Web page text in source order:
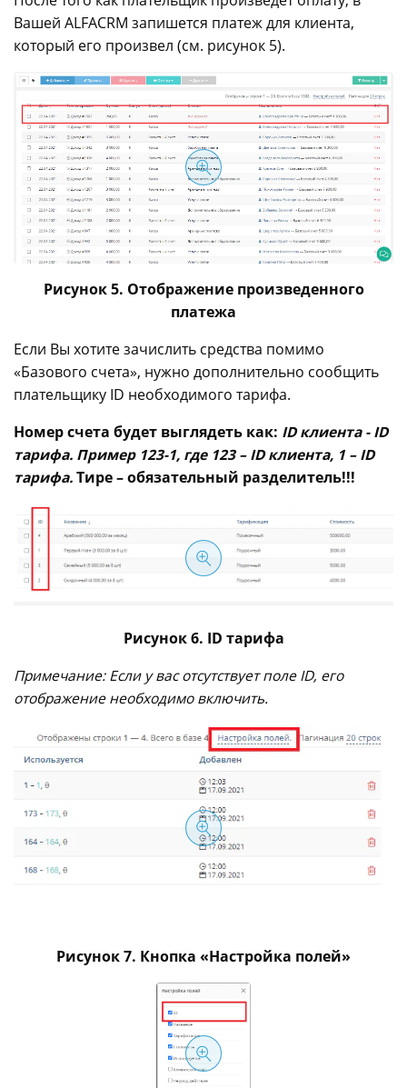
Вашей ALFACRM запишется платеж для клиента,
который его произвел (см. рисунок 5).
Рисунок 5. Отображение произведенного
платежа
Если Вы хотите зачислить средства помимо
«Базового счета», нужно дополнительно сообщить
плательщику ID необходимого тарифа.
Номер счета будет выглядеть как: ID клиента - ID
тарифа. Пример 123-1, где 123 – ID клиента, 1 – ID
тарифа.Тире – обязательный разделитель!!!
Рисунок 6. ID тарифа
Примечание: Если у вас отсутствует поле ID, его
отображение необходимо включить.
Рисунок 7. Кнопка «Настройка полей»